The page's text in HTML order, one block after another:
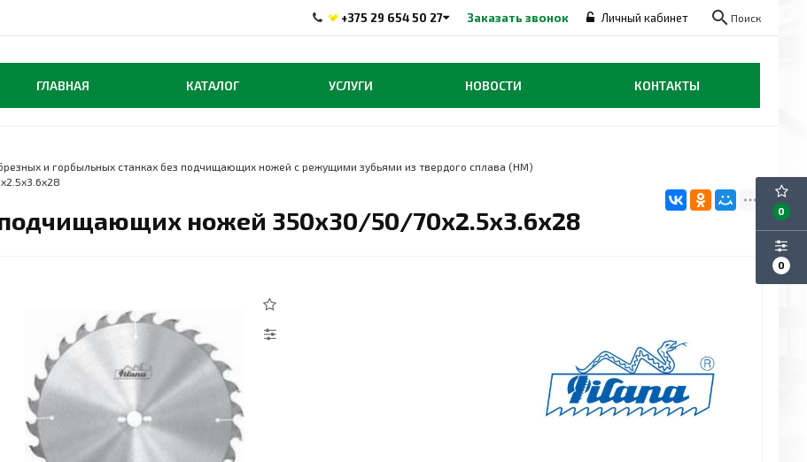
search Поиск
Личный кабинет
Заказать звонок
+375 29 654 50 27
ГЛАВНАЯ КАТАЛОГ УСЛУГИ НОВОСТИ КОНТАКТЫ
и горбыльных станках без подчищающих ножей с режущими зубьями из твердого сплава (HM)
подчищающих ножей 350x30/50/70x2.5x3.6x28 0
0